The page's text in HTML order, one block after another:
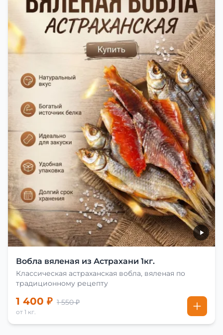
Вобла вяленая из Астрахани 1кг.
Классическая астраханская вобла, вяленая по
традиционному рецепту
1 400 ₽ 1 550 ₽
от 1 кг.